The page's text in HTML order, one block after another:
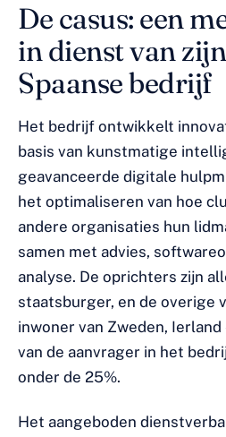
De casus: een
in dienst van
Spaanse bedrijf
Het bedrijf ontwikkelt
basis van kunstmatige
geavanceerde digitale
het optimaliseren van hoe
andere organisaties hun
samen met advies,
analyse. De oprichters zijn
staatsburger, en de overige
inwoner van Zweden,
van de aanvrager in het
onder de 25%.
Het aangeboden